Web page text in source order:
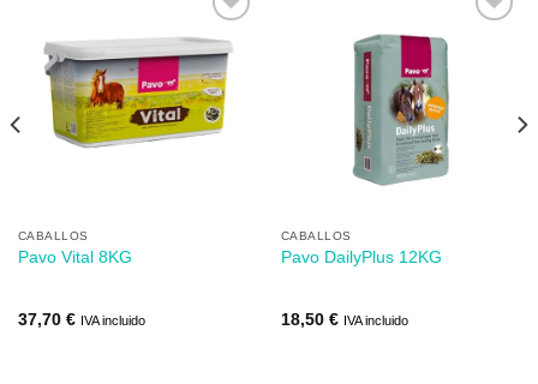
Añadir
a mi
lista de
los
CABALLOS
Pavo Vital 8KG
37,70 € IVA incluido
CABALLOS
Pavo DailyPlus 12KG
18,50 € IVA incluido